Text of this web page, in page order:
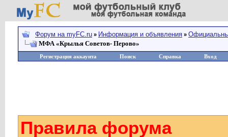
Форум на myFC.ru » Информация и объявления »
МФА «Крылья Советов- Перово»
Регистрация аккаунта Поиск Справка Вход
Правила форума